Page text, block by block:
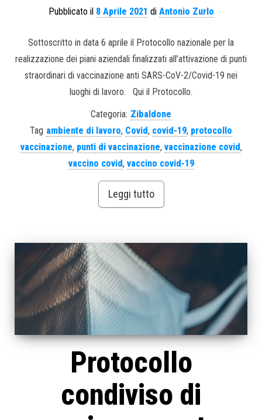
Pubblicato il 8 Aprile 2021 di Antonio Zurlo
Sottoscritto in data 6 aprile il Protocollo nazionale per la
realizzazione dei piani aziendali finalizzati all’attivazione di punti
straordinari di vaccinazione anti SARS-CoV-2/Covid-19 nei
luoghi di lavoro. Qui il Protocollo.
Categoria: Zibaldone
Tag ambiente di lavoro, Covid, covid-19, protocollo
vaccinazione, punti di vaccinazione, vaccinazione covid,
vaccino covid, vaccino covid-19
Leggi tutto
Protocollo
condiviso di